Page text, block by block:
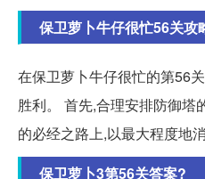
保卫萝卜牛仔很忙56关攻
在保卫萝卜牛仔很忙的第56
胜利。 首先,合理安排防御塔
的必经之路上,以最大程度地
保卫萝卜3第56关答案?